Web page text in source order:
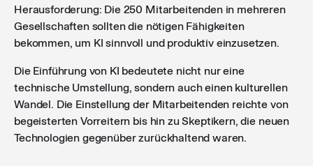
Herausforderung: Die 250 Mitarbeitenden in mehreren
Gesellschaften sollten die nötigen Fähigkeiten
bekommen, um KI sinnvoll und produktiv einzusetzen.
Die Einführung von KI bedeutete nicht nur eine
technische Umstellung, sondern auch einen kulturellen
Wandel. Die Einstellung der Mitarbeitenden reichte von
begeisterten Vorreitern bis hin zu Skeptikern, die neuen
Technologien gegenüber zurückhaltend waren.